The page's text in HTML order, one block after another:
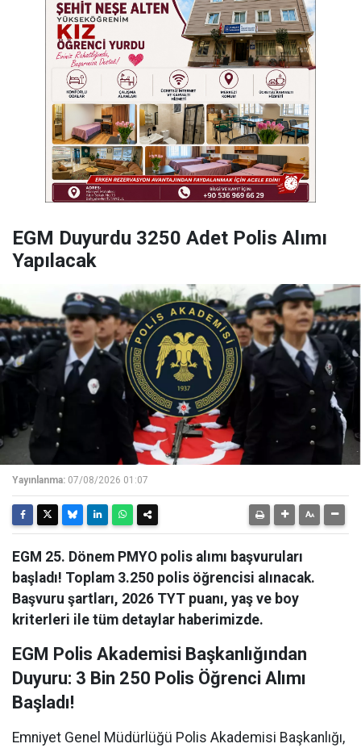
EGM Duyurdu 3250 Adet Polis Alımı
Yapılacak
Yayınlanma: 07/08/2026 01:07
EGM 25. Dönem PMYO polis alımı başvuruları
başladı! Toplam 3.250 polis öğrencisi alınacak.
Başvuru şartları, 2026 TYT puanı, yaş ve boy
kriterleri ile tüm detaylar haberimizde.
EGM Polis Akademisi Başkanlığından
Duyuru: 3 Bin 250 Polis Öğrenci Alımı
Başladı!
Emniyet Genel Müdürlüğü Polis Akademisi Başkanlığı,